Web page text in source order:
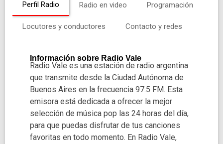
Perfil Radio Radio en video Programación
Locutores y conductores Contacto y redes
Información sobre Radio Vale
Radio Vale es una estación de radio argentina
que transmite desde la Ciudad Autónoma de
Buenos Aires en la frecuencia 97.5 FM. Esta
emisora está dedicada a ofrecer la mejor
selección de música pop las 24 horas del día,
para que puedas disfrutar de tus canciones
favoritas en todo momento. En Radio Vale,